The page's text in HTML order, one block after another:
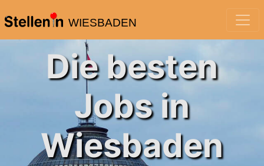
WIESBADEN
Die besten
Jobs in
Wiesbaden